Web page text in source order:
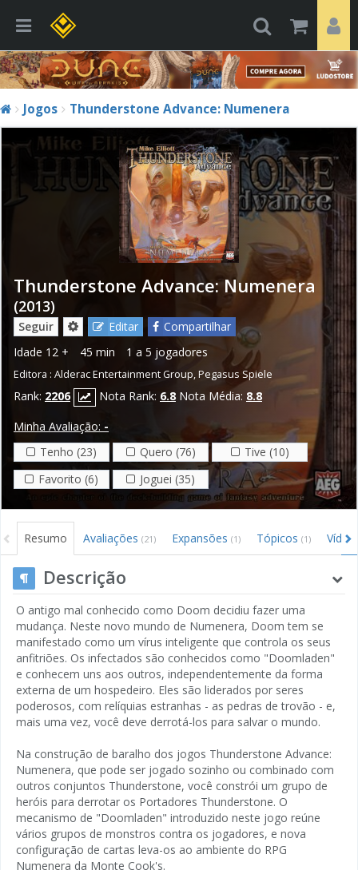
Jogos Thunderstone Advance: Numenera
Thunderstone Advance: Numenera
(2013)
Seguir Editar
Compartilhar
Idade 12 + 45 min 1 a 5 jogadores
Editora : Alderac Entertainment Group,Pegasus Spiele
Rank: 2206 Nota Rank: 6.8 Nota Média: 8.8
Minha Avaliação: -
Tenho (23)
Quero (76)
Tive (10)
Favorito (6)
Joguei (35)
Resumo Avaliações (21) Expansões (1) Tópicos (1)
Descrição
O antigo mal conhecido como Doom decidiu fazer uma
mudança. Neste novo mundo de Numenera, Doom tem se
manifestado como um vírus inteligente que controla os seus
anfitriões. Os infectados são conhecidos como "Doomladen"
e conhecem uns aos outros, independentemente da forma
externa de um hospedeiro. Eles são liderados por seres
poderosos, com relíquias estranhas - as pedras de trovão - e,
mais uma vez, você deve derrotá-los para salvar o mundo.
Na construção de baralho dos jogos Thunderstone Advance:
Numenera, que pode ser jogado sozinho ou combinado com
outros conjuntos Thunderstone, você constrói um grupo de
heróis para derrotar os Portadores Thunderstone. O
mecanismo de "Doomladen" introduzido neste jogo reúne
vários grupos de monstros contra os jogadores, e nova
configuração de cartas leva-os ao ambiente do RPG
Numenera da Monte Cook's.